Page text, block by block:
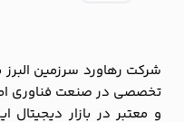
شرکت رهاورد سرزمین
تخصصی در صنعت فناوری
و معتبر در بازار